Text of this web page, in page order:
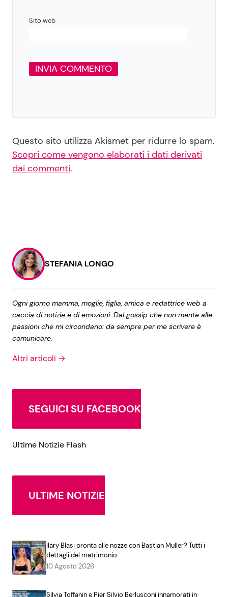
Sito web
Questo sito utilizza Akismet per ridurre lo spam.
Scopri come vengono elaborati i dati derivati
dai commenti.
STEFANIA LONGO
Ogni giorno mamma, moglie, figlia, amica e redattrice web a
caccia di notizie e di emozioni. Dal gossip che non mente alle
passioni che mi circondano: da sempre per me scrivere è
comunicare.
Altri articoli →
SEGUICI SU FACEBOOK
Ultime Notizie Flash
ULTIME NOTIZIE
Ilary Blasi pronta alle nozze con Bastian Muller? Tutti i
dettagli del matrimonio
10 Agosto 2026
Silvia Toffanin e Pier Silvio Berlusconi innamorati in